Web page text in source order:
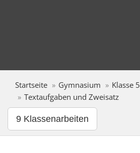
Startseite Gymnasium Klasse 5
Textaufgaben und Zweisatz
9 Klassenarbeiten